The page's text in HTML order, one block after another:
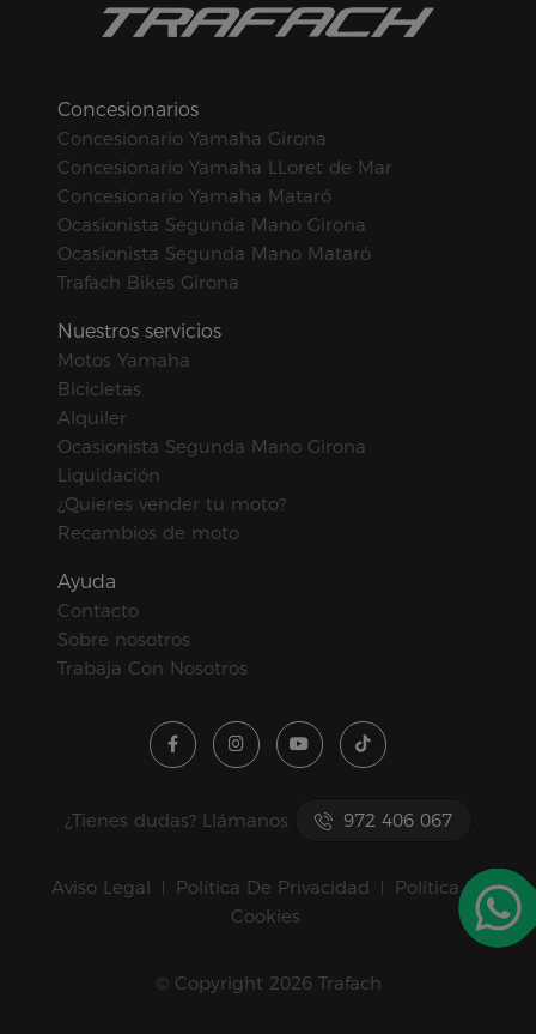
Concesionarios
Concesionario Yamaha Girona
Concesionario Yamaha LLoret de Mar
Concesionario Yamaha Mataró
Ocasionista Segunda Mano Girona
Ocasionista Segunda Mano Mataró
Trafach Bikes Girona
Nuestros servicios
Motos Yamaha
Bicicletas
Alquiler
Ocasionista Segunda Mano Girona
Liquidación
¿Quieres vender tu moto?
Recambios de moto
Ayuda
Contacto
Sobre nosotros
Trabaja Con Nosotros
¿Tienes dudas? Llámanos 972 406 067
© Copyright 2026 Trafach
Aviso Legal Política De Privacidad
Política De
Cookies